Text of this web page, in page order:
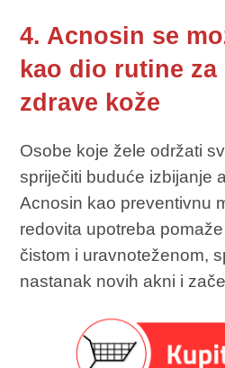
4. Acnosin se
kao dio rutine za
zdrave kože
Osobe koje žele održati
spriječiti buduće izbijanje
Acnosin kao preventivnu
redovita upotreba
čistom i uravnoteženom,
nastanak novih akni i